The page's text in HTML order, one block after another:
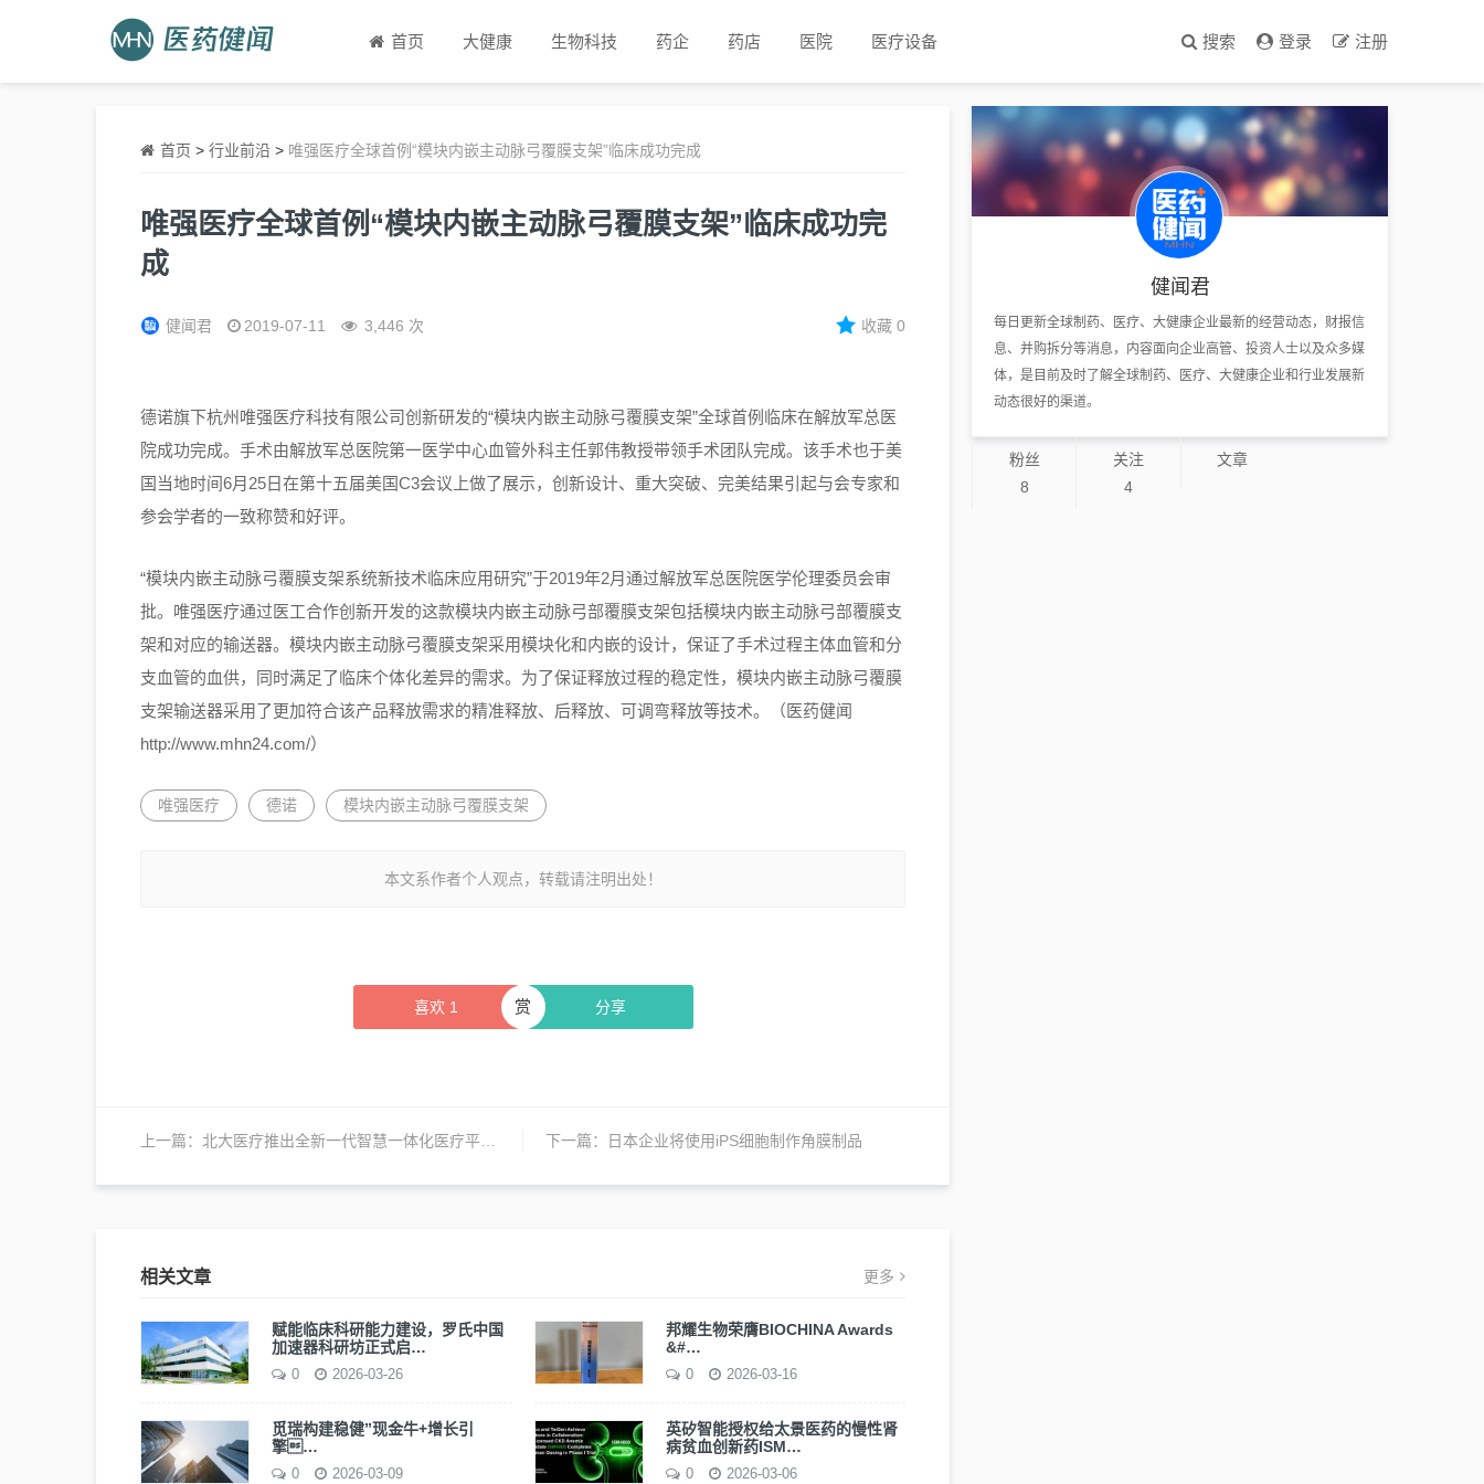
首页 大健康 生物科技 药企 药店 医院 医疗设备 搜索 登录 注册
首页 > 行业前沿 > 唯强医疗全球首例“模块内嵌主动脉弓覆膜支架”临床成功完成
唯强医疗全球首例“模块内嵌主动脉弓覆膜支架”临床成功完
成
健闻君 2019-07-11 3,446 次 收藏0
德诺旗下杭州唯强医疗科技有限公司创新研发的“模块内嵌主动脉弓覆膜支架”全球首例临床在解放军总医
院成功完成。手术由解放军总医院第一医学中心血管外科主任郭伟教授带领手术团队完成。该手术也于美
国当地时间6月25日在第十五届美国C3会议上做了展示，创新设计、重大突破、完美结果引起与会专家和
参会学者的一致称赞和好评。
“模块内嵌主动脉弓覆膜支架系统新技术临床应用研究”于2019年2月通过解放军总医院医学伦理委员会审
批。唯强医疗通过医工合作创新开发的这款模块内嵌主动脉弓部覆膜支架包括模块内嵌主动脉弓部覆膜支
架和对应的输送器。模块内嵌主动脉弓覆膜支架采用模块化和内嵌的设计，保证了手术过程主体血管和分
支血管的血供，同时满足了临床个体化差异的需求。为了保证释放过程的稳定性，模块内嵌主动脉弓覆膜
支架输送器采用了更加符合该产品释放需求的精准释放、后释放、可调弯释放等技术。（医药健闻
http://www.mhn24.com/）
唯强医疗 德诺 模块内嵌主动脉弓覆膜支架
本文系作者个人观点，转载请注明出处！
喜欢 1 分享
赏
上一篇： 北大医疗推出全新一代智慧一体化医疗平台IIH 下一篇： 日本企业将使用iPS细胞制作角膜制品
相关文章 更多
赋能临床科研能力建设，罗氏中国
加速器科研坊正式启…
0 2026-03-26
邦耀生物荣膺BIOCHINA Awards
&#…
0 2026-03-16
觅瑞构建稳健”现金牛+增长引
擎…
0 2026-03-09
英矽智能授权给太景医药的慢性肾
病贫血创新药ISM…
0 2026-03-06
健闻君
每日更新全球制药、医疗、大健康企业最新的经营动态，财报信
息、并购拆分等消息，内容面向企业高管、投资人士以及众多媒
体，是目前及时了解全球制药、医疗、大健康企业和行业发展新
动态很好的渠道。
粉丝
8
关注
4
文章